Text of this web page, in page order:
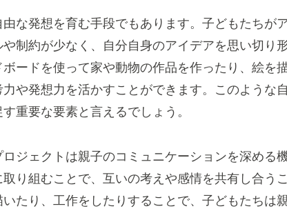
由な発想を育む手段でもあります。子どもたちが
制約が少なく、自分自身のアイデアを思い切り
ボードを使って家や動物の作品を作ったり、絵を
や発想力を活かすことができます。このような
重要な要素と言えるでしょう。
ジェクトは親子のコミュニケーションを深める
り組むことで、互いの考えや感情を共有し合う
たり、工作をしたりすることで、子どもたちは